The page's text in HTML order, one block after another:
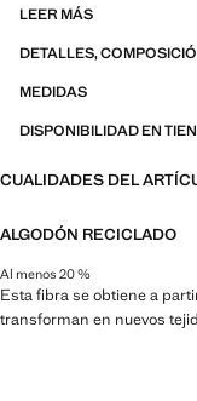
cinturón y cierre
LEER MÁS
DETALLES,
MEDIDAS
DISPONIBILIDAD EN
CUALIDADES DEL
ALGODÓN RECICLADO
Al menos 20 %
Esta fibra se obtiene a
transforman en nuevos